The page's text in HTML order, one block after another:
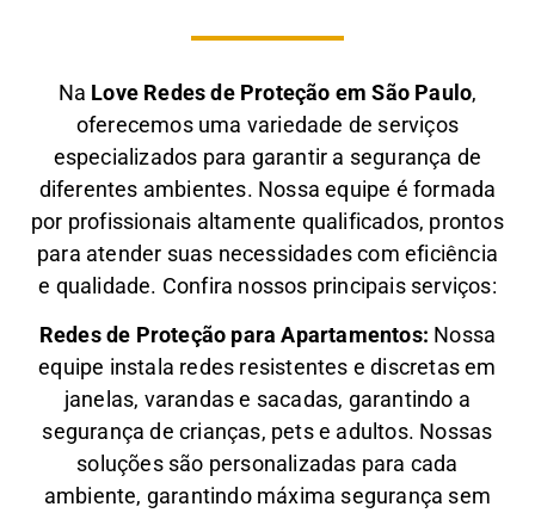
Na Love Redes de Proteção em São Paulo,
oferecemos uma variedade de serviços
especializados para garantir a segurança de
diferentes ambientes. Nossa equipe é formada
por profissionais altamente qualificados, prontos
para atender suas necessidades com eficiência
e qualidade. Confira nossos principais serviços:
Redes de Proteção para Apartamentos: Nossa
equipe instala redes resistentes e discretas em
janelas, varandas e sacadas, garantindo a
segurança de crianças, pets e adultos. Nossas
soluções são personalizadas para cada
ambiente, garantindo máxima segurança sem